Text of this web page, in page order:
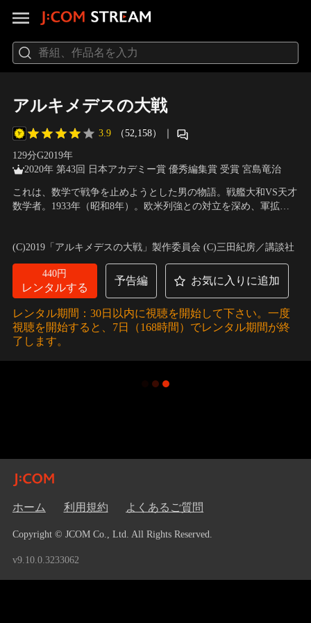
アルキメデスの大戦
3.9 （52,158） ｜
129分G2019年
2020年 第43回 日本アカデミー賞 優秀編集賞 受賞 宮島竜治
これは、数学で戦争を止めようとした男の物語。戦艦大和VS天才
数学者。1933年（昭和8年）。欧米列強との対立を深め、軍拡路
計画に反対する者も。「今後の海戦は航空機が主流」という自論
を持つ海軍少将・山本五十六は、巨大戦艦の建造が…。
(C)2019「アルキメデスの大戦」製作委員会 (C)三田紀房／講談社
440円
レンタルする
予告編 お気に入りに追加
レンタル期間：30日以内に視聴を開始して下さい。一度
視聴を開始すると、7日（168時間）でレンタル期間が終
了します。
ホーム 利用規約 よくあるご質問
Copyright © JCOM Co., Ltd. All Rights Reserved.
v9.10.0.3233062